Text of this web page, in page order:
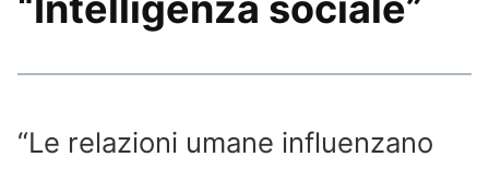
“Le relazioni umane influenzano